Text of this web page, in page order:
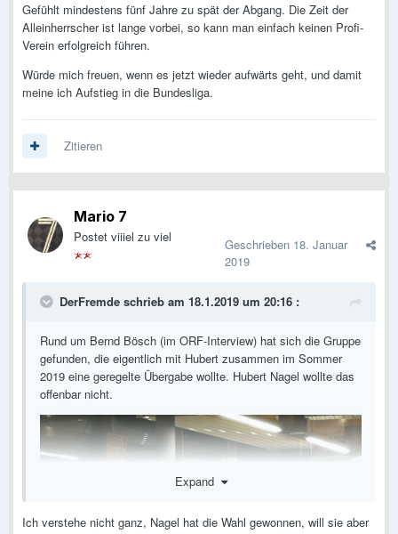
Gefühlt mindestens fünf Jahre zu spät der Abgang. Die Zeit der
Alleinherrscher ist lange vorbei, so kann man einfach keinen Profi-
Verein erfolgreich führen.
Würde mich freuen, wenn es jetzt wieder aufwärts geht, und damit
meine ich Aufstieg in die Bundesliga.
Zitieren
Mario 7
Postet viiiel zu viel Geschrieben 18. Januar
2019
DerFremde schrieb am 18.1.2019 um 20:16 :
Rund um Bernd Bösch (im ORF-Interview) hat sich die Gruppe
gefunden, die eigentlich mit Hubert zusammen im Sommer
2019 eine geregelte Übergabe wollte. Hubert Nagel wollte das
offenbar nicht.
Expand
Ich verstehe nicht ganz, Nagel hat die Wahl gewonnen, will sie aber